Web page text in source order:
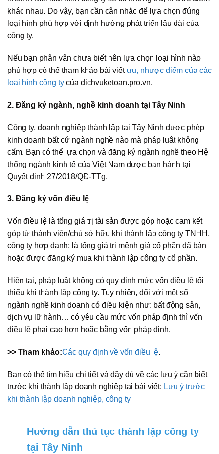
khác nhau. Do vậy, bạn cần cân nhắc để lựa chọn đúng
loại hình phù hợp với định hướng phát triển lâu dài của
công ty.
Nếu bạn phân vân chưa biết nên lựa chọn loại hình nào
phù hợp có thể tham khảo bài viết ưu, nhược điểm của các
loại hình công ty của dichvuketoan.pro.vn.
2. Đăng ký ngành, nghề kinh doanh tại Tây Ninh
Công ty, doanh nghiệp thành lập tại Tây Ninh được phép
kinh doanh bất cứ ngành nghề nào mà pháp luật không
cấm. Bạn có thể lựa chọn và đăng ký ngành nghề theo Hệ
thống ngành kinh tế của Việt Nam được ban hành tại
Quyết định 27/2018/QĐ-TTg.
3. Đăng ký vốn điều lệ
Vốn điều lệ là tổng giá trị tài sản được góp hoặc cam kết
góp từ thành viên/chủ sở hữu khi thành lập công ty TNHH,
công ty hợp danh; là tổng giá trị mệnh giá cổ phần đã bán
hoặc được đăng ký mua khi thành lập công ty cổ phần.
Hiện tại, pháp luật không có quy định mức vốn điều lệ tối
thiểu khi thành lập công ty. Tuy nhiên, đối với một số
ngành nghề kinh doanh có điều kiện như: bất động sản,
dịch vụ lữ hành… có yêu cầu mức vốn pháp định thì vốn
điều lệ phải cao hơn hoặc bằng vốn pháp định.
>> Tham khảo:Các quy định về vốn điều lệ.
Bạn có thể tìm hiểu chi tiết và đầy đủ về các lưu ý cần biết
trước khi thành lập doanh nghiệp tại bài viết: Lưu ý trước
khi thành lập doanh nghiệp, công ty.
Hướng dẫn thủ tục thành lập công ty
tại Tây Ninh